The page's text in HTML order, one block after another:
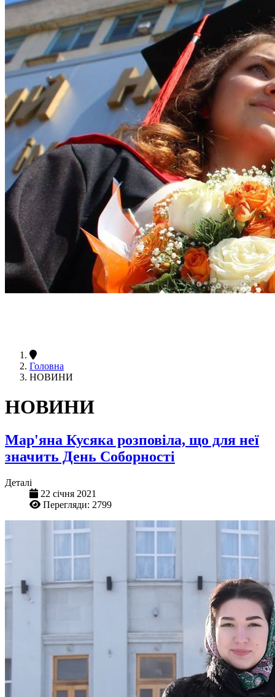
Головна
НОВИНИ
НОВИНИ
Мар'яна Кусяка розповіла, що для неї
значить День Соборності
Деталі
22 січня 2021
Перегляди: 2799